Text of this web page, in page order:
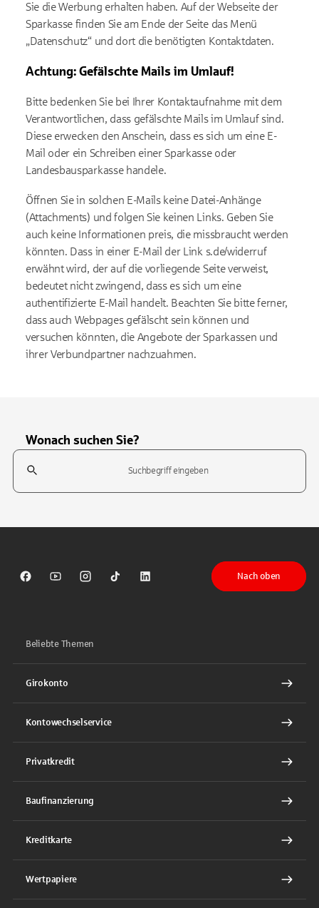
Sie die Werbung erhalten haben. Auf der Webseite der
Sparkasse finden Sie am Ende der Seite das Menü
„Datenschutz“ und dort die benötigten Kontaktdaten.
Achtung: Gefälschte Mails im Umlauf!
Bitte bedenken Sie bei Ihrer Kontaktaufnahme mit dem
Verantwortlichen, dass gefälschte Mails im Umlauf sind.
Diese erwecken den Anschein, dass es sich um eine E-
Mail oder ein Schreiben einer Sparkasse oder
Landesbausparkasse handele.
Öffnen Sie in solchen E-Mails keine Datei-Anhänge
(Attachments) und folgen Sie keinen Links. Geben Sie
auch keine Informationen preis, die missbraucht werden
könnten. Dass in einer E-Mail der Link s.de/widerruf
erwähnt wird, der auf die vorliegende Seite verweist,
bedeutet nicht zwingend, dass es sich um eine
authentifizierte E-Mail handelt. Beachten Sie bitte ferner,
dass auch Webpages gefälscht sein können und
versuchen könnten, die Angebote der Sparkassen und
ihrer Verbundpartner nachzuahmen.
Wonach suchen Sie?
Suchfeld
Sparkasse auf Facebook
Sparkasse auf Youtube
Sparkasse auf Instagram
Sparkasse auf TikTok
Sparkasse auf LinkedIn
Nach oben
Beliebte Themen
Girokonto
Kontowechselservice
Privatkredit
Baufinanzierung
Kreditkarte
Wertpapiere